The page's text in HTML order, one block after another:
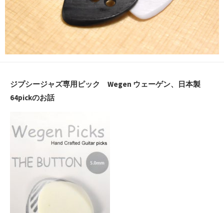
ジプシージャズ専用ピック Wegen ウェーゲン、日本製
64pickのお話